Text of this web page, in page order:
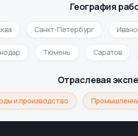
География
Санкт-Петербург
Тюмень Саратов
Отраслевая
и производство